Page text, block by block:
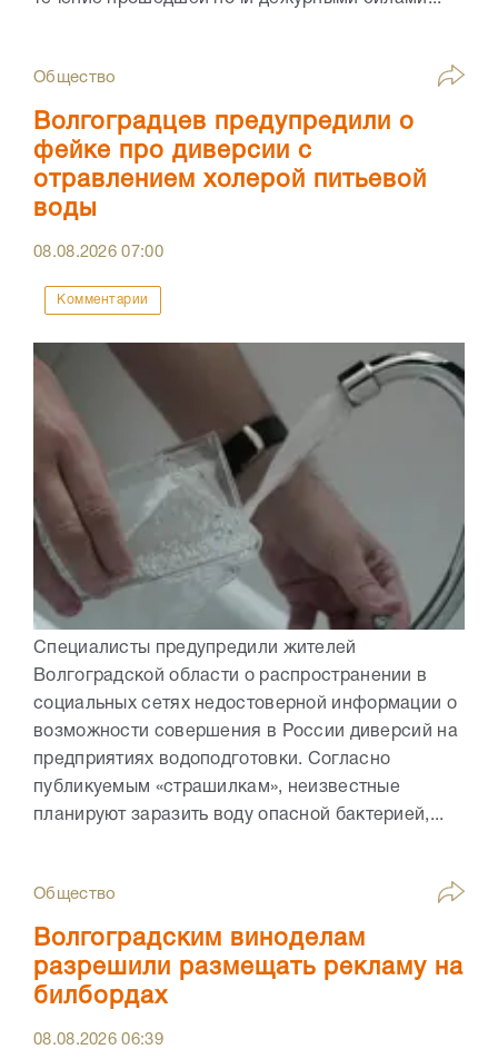
Общество
Волгоградцев предупредили о
фейке про диверсии с
отравлением холерой питьевой
воды
08.08.202607:00
Комментарии
Специалисты предупредили жителей
Волгоградской области о распространении в
социальных сетях недостоверной информации о
возможности совершения в России диверсий на
предприятиях водоподготовки. Согласно
публикуемым «страшилкам», неизвестные
планируют заразить воду опасной бактерией,...
Общество
Волгоградским виноделам
разрешили размещать рекламу на
билбордах
08.08.202606:39